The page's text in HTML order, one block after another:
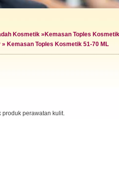
Kosmetik » Kemasan Toples Kosmetik
» Kemasan Toples Kosmetik 51-70 ML
produk perawatan kulit.